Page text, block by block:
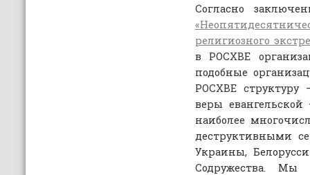
Согласно
религиозного
в РОСХВЕ
подобные
РОСХВЕ структуру
веры
наиболее
деструктивными
Украины,
Содружества. Мы